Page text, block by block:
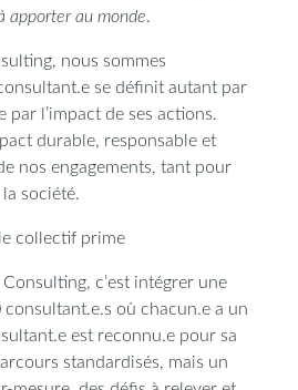
apporter au monde.
, nous sommes
se définit autant par
par l’impact de ses actions.
durable, responsable et
nos engagements, tant pour
société.
collectif prime
c’est intégrer une
où chacun.e a un
est reconnu.e pour sa
standardisés, mais un